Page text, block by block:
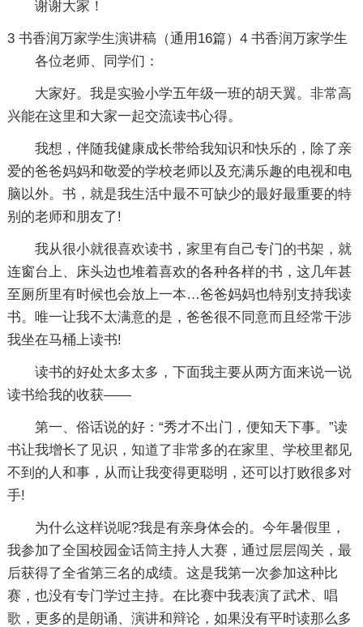
谢谢大家！
3
各位老师、同学们：
大家好。我是实验小学五年级一班的胡天翼。非常高
兴能在这里和大家一起交流读书心得。
我想，伴随我健康成长带给我知识和快乐的，除了亲
爱的爸爸妈妈和敬爱的学校老师以及充满乐趣的电视和电
脑以外。书，就是我生活中最不可缺少的最好最重要的特
别的老师和朋友了!
我从很小就很喜欢读书，家里有自己专门的书架，就
连窗台上、床头边也堆着喜欢的各种各样的书，这几年甚
至厕所里有时候也会放上一本…爸爸妈妈也特别支持我读
书。唯一让我不太满意的是，爸爸很不同意而且经常干涉
我坐在马桶上读书!
读书的好处太多太多，下面我主要从两方面来说一说
读书给我的收获——
第一、俗话说的好：“秀才不出门，便知天下事。”读
书让我增长了见识，知道了非常多的在家里、学校里都见
不到的人和事，从而让我变得更聪明，还可以打败很多对
手!
为什么这样说呢?我是有亲身体会的。今年暑假里，
我参加了全国校园金话筒主持人大赛，通过层层闯关，最
后获得了全省第三名的成绩。这是我第一次参加这种比
赛，也没有专门学过主持。在比赛中我表演了武术、唱
歌，更多的是朗诵、演讲和辩论，如果没有平时读那么多
书香润万家学生演讲稿（通用16篇）4 书香润万家学生